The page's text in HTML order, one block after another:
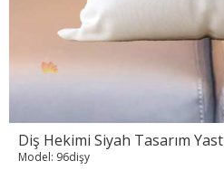
Diş Hekimi Siyah Tasarım
Model: 96dişy